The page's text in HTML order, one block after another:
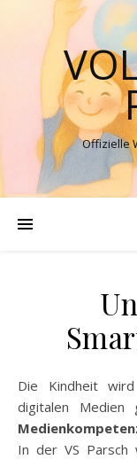
Offizielle
Die Kindheit wird immer mehr von einer Vielzahl an
digitalen
In der VS